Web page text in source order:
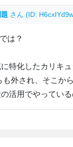
さん (ID:
は？
特化したカリキュ
外され、そこか
活用でやっている